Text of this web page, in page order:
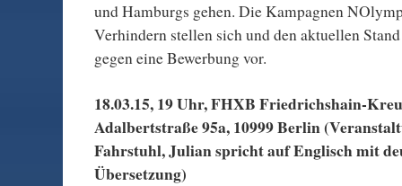
und Hamburgs gehen. Die Kampagnen
Verhindern stellen sich und den aktuellen
gegen eine Bewerbung vor.
18.03.15, 19 Uhr, FHXB Friedrichshain-
Adalbertstraße 95a, 10999 Berlin
Fahrstuhl, Julian spricht auf Englisch mit
Übersetzung)